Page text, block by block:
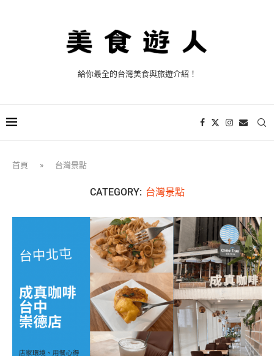
給你最全的台灣美食與旅遊介紹！
首頁 » 台灣景點
CATEGORY: 台灣景點